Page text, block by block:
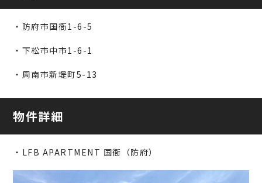
・防府市国衙1-6-5
・下松市中市1-6-1
・周南市新堤町5-13
物件詳細
・LFB APARTMENT 国衙（防府）